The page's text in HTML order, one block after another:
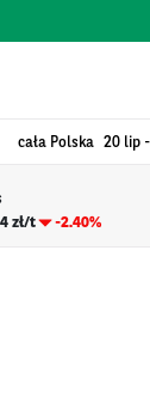
cała Polska 20 lip -
zł/t
-2.40%